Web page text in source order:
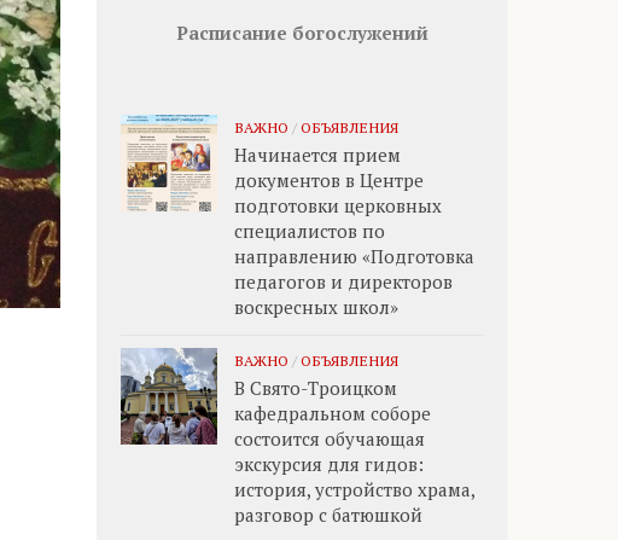
Расписание богослужений
ВАЖНО / ОБЪЯВЛЕНИЯ
Начинается прием
документов в Центре
подготовки церковных
специалистов по
направлению «Подготовка
педагогов и директоров
воскресных школ»
ВАЖНО / ОБЪЯВЛЕНИЯ
В Свято-Троицком
кафедральном соборе
состоится обучающая
экскурсия для гидов:
история, устройство храма,
разговор с батюшкой